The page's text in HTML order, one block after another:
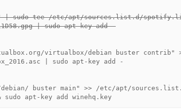
| sudo tee /etc/apt/sources.list.d/
| sudo apt-key add -
virtualbox/debian buster
| sudo apt-key add -
buster main" >> /etc/apt/
apt-key add winehq.key